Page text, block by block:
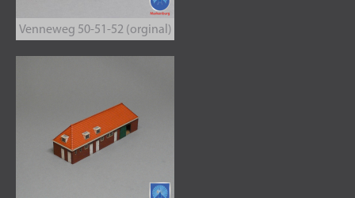
Venneweg 50-51-52 (orginal)